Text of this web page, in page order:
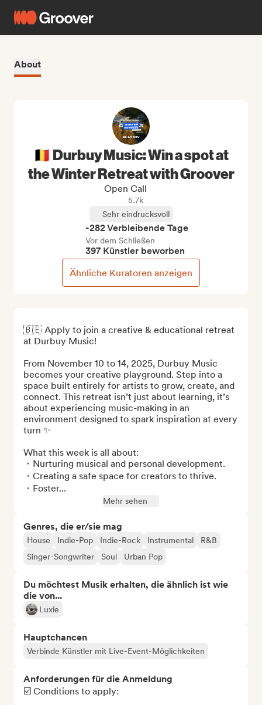
About
🇧🇪 Apply to join a creative & educational retreat
at Durbuy Music!
From November 10 to 14, 2025, Durbuy Music
becomes your creative playground. Step into a
space built entirely for artists to grow, create, and
connect. This retreat isn’t just about learning, it’s
about experiencing music-making in an
environment designed to spark inspiration at every
turn ✨
What this week is all about:
・Nurturing musical and personal development.
・Creating a safe space for creators to thrive.
・Foster...
Mehr sehen
Genres, die er/sie mag
House Indie-Pop Indie-Rock Instrumental
R&B
Singer-Songwriter
Soul Urban Pop
Du möchtest Musik erhalten, die ähnlich ist wie
die von...
Luxie
Hauptchancen
Verbinde Künstler mit Live-Event-Möglichkeiten
Anforderungen für die Anmeldung
☑️ Conditions to apply:
🇧🇪 Durbuy Music: Win a spot at
the Winter Retreat with Groover
Open Call
5.7k
Sehr eindrucksvoll
-282 Verbleibende Tage
Vor dem Schließen
397 Künstler beworben
Ähnliche Kuratoren anzeigen